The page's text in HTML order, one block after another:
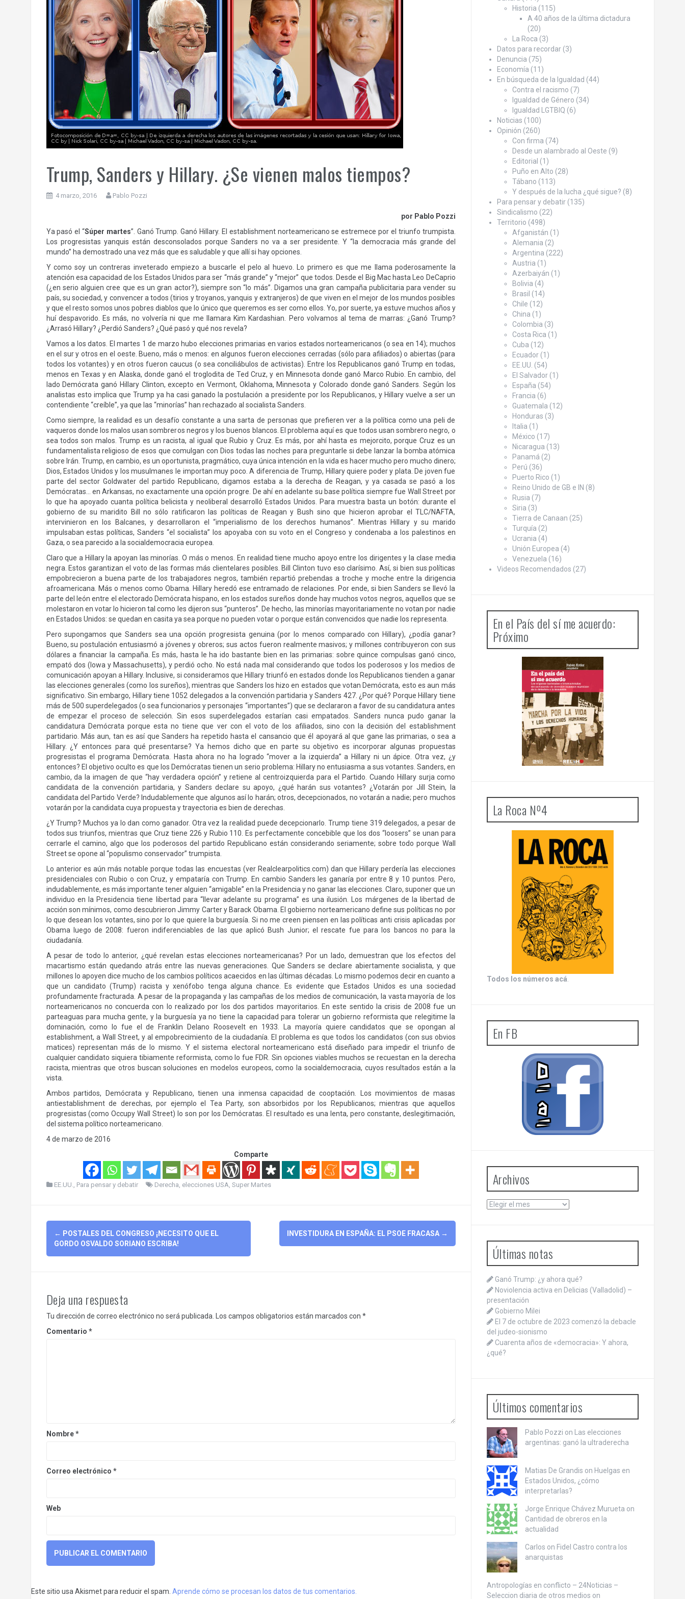
Trump, Sanders y Hillary. ¿Se vienen malos tiempos?
4 marzo, 2016 Pablo Pozzi
por Pablo Pozzi
Ya pasó el “Súper martes”. Ganó Trump. Ganó Hillary. El establishment norteamericano se estremece por el triunfo trumpista.
Los progresistas yanquis están desconsolados porque Sanders no va a ser presidente. Y “la democracia más grande del
mundo” ha demostrado una vez más que es saludable y que allí si hay opciones.
Y como soy un contreras inveterado empiezo a buscarle el pelo al huevo. Lo primero es que me llama poderosamente la
atención esa capacidad de los Estados Unidos para ser “más grande” y “mejor” que todos. Desde el Big Mac hasta Leo DeCaprio
(¿en serio alguien cree que es un gran actor?), siempre son “lo más”. Digamos una gran campaña publicitaria para vender su
país, su sociedad, y convencer a todos (tirios y troyanos, yanquis y extranjeros) de que viven en el mejor de los mundos posibles
y que el resto somos unos pobres diablos que lo único que queremos es ser como ellos. Yo, por suerte, ya estuve muchos años y
huí despavorido. Es más, no volvería ni que me llamara Kim Kardashian. Pero volvamos al tema de marras: ¿Ganó Trump?
¿Arrasó Hillary? ¿Perdió Sanders? ¿Qué pasó y qué nos revela?
Vamos a los datos. El martes 1 de marzo hubo elecciones primarias en varios estados norteamericanos (o sea en 14); muchos
en el sur y otros en el oeste. Bueno, más o menos: en algunos fueron elecciones cerradas (sólo para afiliados) o abiertas (para
todos los votantes) y en otros fueron caucus (o sea conciliábulos de activistas). Entre los Republicanos ganó Trump en todas,
menos en Texas y en Alaska, donde ganó el troglodita de Ted Cruz, y en Minnesota donde ganó Marco Rubio. En cambio, del
lado Demócrata ganó Hillary Clinton, excepto en Vermont, Oklahoma, Minnesota y Colorado donde ganó Sanders. Según los
analistas esto implica que Trump ya ha casi ganado la postulación a presidente por los Republicanos, y Hillary vuelve a ser un
contendiente “creíble”, ya que las “minorías” han rechazado al socialista Sanders.
Como siempre, la realidad es un desafío constante a una sarta de personas que prefieren ver a la política como una peli de
vaqueros donde los malos usan sombreros negros y los buenos blancos. El problema aquí es que todos usan sombrero negro, o
sea todos son malos. Trump es un racista, al igual que Rubio y Cruz. Es más, por ahí hasta es mejorcito, porque Cruz es un
fundamentalista religioso de esos que comulgan con Dios todas las noches para preguntarle si debe lanzar la bomba atómica
sobre Irán. Trump, en cambio, es un oportunista, pragmático, cuya única intención en la vida es hacer mucho pero mucho dinero;
Dios, Estados Unidos y los musulmanes le importan muy poco. A diferencia de Trump, Hillary quiere poder y plata. De joven fue
parte del sector Goldwater del partido Republicano, digamos estaba a la derecha de Reagan, y ya casada se pasó a los
Demócratas… en Arkansas, no exactamente una opción progre. De ahí en adelante su base política siempre fue Wall Street por
lo que ha apoyado cuanta política belicista y neoliberal desarrolló Estados Unidos. Para muestra basta un botón: durante el
gobierno de su maridito Bill no sólo ratificaron las políticas de Reagan y Bush sino que hicieron aprobar el TLC/NAFTA,
intervinieron en los Balcanes, y desarrollaron el “imperialismo de los derechos humanos”. Mientras Hillary y su marido
impulsaban estas políticas, Sanders “el socialista” los apoyaba con su voto en el Congreso y condenaba a los palestinos en
Gaza, o sea parecido a la socialdemocracia europea.
Claro que a Hillary la apoyan las minorías. O más o menos. En realidad tiene mucho apoyo entre los dirigentes y la clase media
negra. Estos garantizan el voto de las formas más clientelares posibles. Bill Clinton tuvo eso clarísimo. Así, si bien sus políticas
empobrecieron a buena parte de los trabajadores negros, también repartió prebendas a troche y moche entre la dirigencia
afroamericana. Más o menos como Obama. Hillary heredó ese entramado de relaciones. Por ende, si bien Sanders se llevó la
parte del león entre el electorado Demócrata hispano, en los estados sureños donde hay muchos votos negros, aquellos que se
molestaron en votar lo hicieron tal como les dijeron sus “punteros”. De hecho, las minorías mayoritariamente no votan por nadie
en Estados Unidos: se quedan en casita ya sea porque no pueden votar o porque están convencidos que nadie los representa.
Pero supongamos que Sanders sea una opción progresista genuina (por lo menos comparado con Hillary), ¿podía ganar?
Bueno, su postulación entusiasmó a jóvenes y obreros; sus actos fueron realmente masivos; y millones contribuyeron con sus
dólares a financiar la campaña. Es más, hasta le ha ido bastante bien en las primarias: sobre quince compulsas ganó cinco,
empató dos (Iowa y Massachusetts), y perdió ocho. No está nada mal considerando que todos los poderosos y los medios de
comunicación apoyan a Hillary. Inclusive, si consideramos que Hillary triunfó en estados donde los Republicanos tienden a ganar
las elecciones generales (como los sureños), mientras que Sanders los hizo en estados que votan Demócrata, esto es aun más
significativo. Sin embargo, Hillary tiene 1052 delegados a la convención partidaria y Sanders 427. ¿Por qué? Porque Hillary tiene
más de 500 superdelegados (o sea funcionarios y personajes “importantes”) que se declararon a favor de su candidatura antes
de empezar el proceso de selección. Sin esos superdelegados estarían casi empatados. Sanders nunca pudo ganar la
candidatura Demócrata porque esta no tiene que ver con el voto de los afiliados, sino con la decisión del establishment
partidario. Más aun, tan es así que Sanders ha repetido hasta el cansancio que él apoyará al que gane las primarias, o sea a
Hillary. ¿Y entonces para qué presentarse? Ya hemos dicho que en parte su objetivo es incorporar algunas propuestas
progresistas el programa Demócrata. Hasta ahora no ha logrado “mover a la izquierda” a Hillary ni un ápice. Otra vez, ¿y
entonces? El objetivo oculto es que los Demócratas tienen un serio problema: Hillary no entusiasma a sus votantes. Sanders, en
cambio, da la imagen de que “hay verdadera opción” y retiene al centroizquierda para el Partido. Cuando Hillary surja como
candidata de la convención partidaria, y Sanders declare su apoyo, ¿qué harán sus votantes? ¿Votarán por Jill Stein, la
candidata del Partido Verde? Indudablemente que algunos así lo harán; otros, decepcionados, no votarán a nadie; pero muchos
votarán por la candidata cuya propuesta y trayectoria es bien de derechas.
¿Y Trump? Muchos ya lo dan como ganador. Otra vez la realidad puede decepcionarlo. Trump tiene 319 delegados, a pesar de
todos sus triunfos, mientras que Cruz tiene 226 y Rubio 110. Es perfectamente concebible que los dos “loosers” se unan para
cerrarle el camino, algo que los poderosos del partido Republicano están considerando seriamente; sobre todo porque Wall
Street se opone al “populismo conservador” trumpista.
Lo anterior es aún más notable porque todas las encuestas (ver Realclearpolitics.com) dan que Hillary perdería las elecciones
presidenciales con Rubio o con Cruz, y empataría con Trump. En cambio Sanders les ganaría por entre 8 y 10 puntos. Pero,
indudablemente, es más importante tener alguien “amigable” en la Presidencia y no ganar las elecciones. Claro, suponer que un
individuo en la Presidencia tiene libertad para “llevar adelante su programa” es una ilusión. Los márgenes de la libertad de
acción son mínimos, como descubrieron Jimmy Carter y Barack Obama. El gobierno norteamericano define sus políticas no por
lo que desean los votantes, sino por lo que quiere la burguesía. Si no me creen piensen en las políticas anti crisis aplicadas por
Obama luego de 2008: fueron indiferenciables de las que aplicó Bush Junior; el rescate fue para los bancos no para la
ciudadanía.
A pesar de todo lo anterior, ¿qué revelan estas elecciones norteamericanas? Por un lado, demuestran que los efectos del
macartismo están quedando atrás entre las nuevas generaciones. Que Sanders se declare abiertamente socialista, y que
millones lo apoyen dice mucho de los cambios políticos acaecidos en las últimas décadas. Lo mismo podemos decir en cuanto a
que un candidato (Trump) racista y xenófobo tenga alguna chance. Es evidente que Estados Unidos es una sociedad
profundamente fracturada. A pesar de la propaganda y las campañas de los medios de comunicación, la vasta mayoría de los
norteamericanos no concuerda con lo realizado por los dos partidos mayoritarios. En este sentido la crisis de 2008 fue un
parteaguas para mucha gente, y la burguesía ya no tiene la capacidad para tolerar un gobierno reformista que relegitime la
dominación, como lo fue el de Franklin Delano Roosevelt en 1933. La mayoría quiere candidatos que se opongan al
establishment, a Wall Street, y al empobrecimiento de la ciudadanía. El problema es que todos los candidatos (con sus obvios
matices) representan más de lo mismo. Y el sistema electoral norteamericano está diseñado para impedir el triunfo de
cualquier candidato siquiera tibiamente reformista, como lo fue FDR. Sin opciones viables muchos se recuestan en la derecha
racista, mientras que otros buscan soluciones en modelos europeos, como la socialdemocracia, cuyos resultados están a la
vista.
Ambos partidos, Demócrata y Republicano, tienen una inmensa capacidad de cooptación. Los movimientos de masas
antiestablishment de derechas, por ejemplo el Tea Party, son absorbidos por los Republicanos; mientras que aquellos
progresistas (como Occupy Wall Street) lo son por los Demócratas. El resultado es una lenta, pero constante, deslegitimación,
del sistema político norteamericano.
4 de marzo de 2016
Comparte
EE.UU., Para pensar y debatir Derecha, elecciones USA, Super Martes
Post
navigation
← POSTALES DEL CONGRESO ¡NECESITO QUE EL
GORDO OSVALDO SORIANO ESCRIBA!
INVESTIDURA EN ESPAÑA: EL PSOE FRACASA →
Deja una respuesta
Tu dirección de correo electrónico no será publicada. Los campos obligatorios están marcados con *
Comentario *
Nombre*
Correo electrónico *
Web
Este sitio usa Akismet para reducir el spam. Aprende cómo se procesan los datos de tus comentarios.
Historia (115)
A 40 años de la última dictadura
(20)
La Roca (3)
Datos para recordar(3)
Denuncia (75)
Economía (11)
En búsqueda de la Igualdad (44)
Contra el racismo (7)
Igualdad de Género (34)
Igualdad LGTBIQ (6)
Noticias (100)
Opinión (260)
Con firma (74)
Desde un alambrado al Oeste (9)
Editorial (1)
Puño en Alto (28)
Tábano (113)
Y después de la lucha ¿qué sigue? (8)
Para pensar y debatir(135)
Sindicalismo (22)
Territorio (498)
Afganistán (1)
Alemania (2)
Argentina (222)
Austria (1)
Azerbaiyán (1)
Bolivia (4)
Brasil (14)
Chile (12)
China (1)
Colombia (3)
Costa Rica (1)
Cuba (12)
Ecuador(1)
EE.UU. (54)
El Salvador(1)
España (54)
Francia (6)
Guatemala (12)
Honduras (3)
Italia (1)
México (17)
Nicaragua (13)
Panamá (2)
Perú (36)
Puerto Rico (1)
Reino Unido de GB e IN (8)
Rusia (7)
Siria (3)
Tierra de Canaan (25)
Turquía (2)
Ucrania (4)
Unión Europea (4)
Venezuela (16)
Videos Recomendados (27)
En el País del sí me acuerdo:
Próximo
La Roca Nº4
Todos los números acá.
En FB
Archivos
Archivos
Últimas notas
Ganó Trump: ¿y ahora qué?
Noviolencia activa en Delicias (Valladolid) –
presentación
Gobierno Milei
El 7 de octubre de 2023 comenzó la debacle
del judeo-sionismo
Cuarenta años de «democracia»: Y ahora,
¿qué?
Últimos comentarios
Pablo Pozzi on Las elecciones
argentinas: ganó la ultraderecha
Matias De Grandis on Huelgas en
Estados Unidos, ¿cómo
interpretarlas?
Jorge Enrique Chávez Murueta on
Cantidad de obreros en la
actualidad
Carlos on Fidel Castro contra los
anarquistas
Antropologías en conflicto – 24Noticias –
Seleccion diaria de otros medios on